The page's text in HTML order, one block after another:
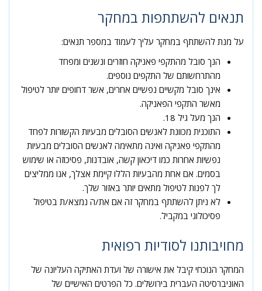
תנאים להשתתפות במחקר
על מנת להשתתף במחקר עליך לעמוד במספר תנאים:
הנך סובל מהתקפי פאניקה חוזרים ונשנים ומפחד
מהתרחשותם של התקפים נוספים.
אינך סובל מקשיים נפשיים אחרים, אשר דחופים יותר לטיפול
מאשר התקפי הפאניקה.
הנך מעל גיל 18.
התוכנית מכוונת לאנשים הסובלים מבעיות הקשורות לפחד
מהתקפי פאניקה ואינה מתאימה לאנשים הסובלים מבעיות
נפשיות אחרות כמו דיכאון קשה, אובדנות, פסיכוזה או שימוש
בסמים. אם אחת מהבעיות הללו קיימת אצלך, אנו ממליצים
לך לפנות לטיפול מתאים יותר באזור שלך.
לא ניתן להשתתף במחקר זה אם את/ה נמצא/ת בטיפול
פסיכולוגי במקביל.
מחויבותנו לסודיות רפואית
המחקר הנוכחי קיבל את אישורה של ועדת האתיקה העליונה של
האוניברסיטה העברית בירושלים. כל הפרטים האישיים של